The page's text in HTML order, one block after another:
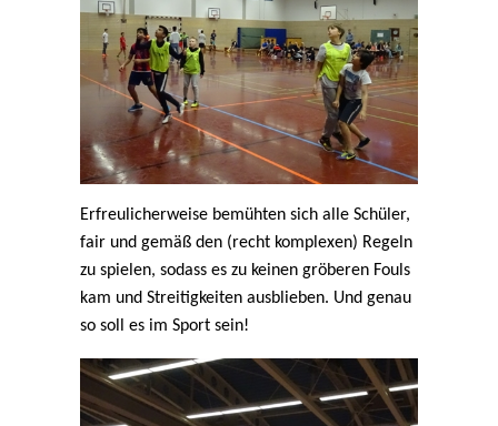
Erfreulicherweise bemühten sich alle Schüler,
fair und gemäß den (recht komplexen) Regeln
zu spielen, sodass es zu keinen gröberen Fouls
kam und Streitigkeiten ausblieben. Und genau
so soll es im Sport sein!